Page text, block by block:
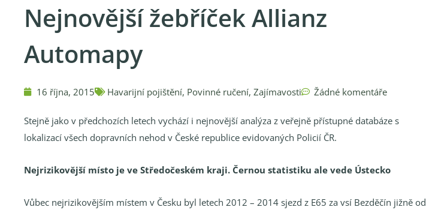
Nejnovější žebříček Allianz
Automapy
16 října, 2015 Havarijní pojištění, Povinné ručení, Zajímavosti Žádné komentáře
Stejně jako v předchozích letech vychází i nejnovější analýza z veřejně přístupné databáze s
lokalizací všech dopravních nehod v České republice evidovaných Policií ČR.
Nejrizikovější místo je ve Středočeském kraji. Černou statistiku ale vede Ústecko
Vůbec nejrizikovějším místem v Česku byl letech 2012 – 2014 sjezd z E65 za vsí Bezděčín jižně od